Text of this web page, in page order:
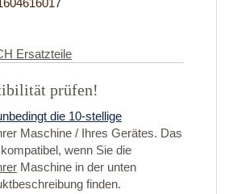
Ersatzteile
prüfen!
die 10-stellige
Maschine / Ihres Gerätes. Das
wenn Sie die
Maschine in der unten
finden.